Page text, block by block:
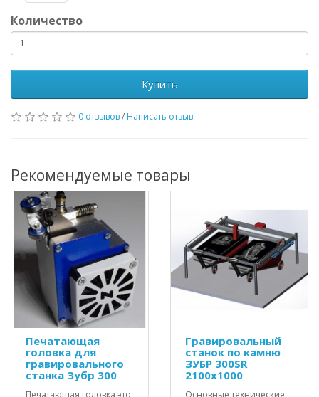
Количество
Купить
0 отзывов/ Написать отзыв
Рекомендуемые товары
Печатающая
головка для
гравировального
станка Зубр 300
Печатающая головка это
Гравировальный
станок по камню
ЗУБР 300SR
2100х1000
Основные технические